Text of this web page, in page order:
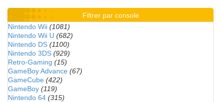
Filtrer par console
Nintendo Wii (1081)
Nintendo Wii U (682)
Nintendo DS (1100)
Nintendo 3DS (929)
Retro-Gaming (15)
GameBoy Advance (67)
GameCube (422)
GameBoy (119)
Nintendo 64 (315)